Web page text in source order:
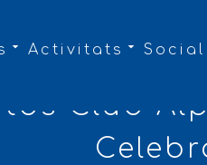
Activitats Social
Club